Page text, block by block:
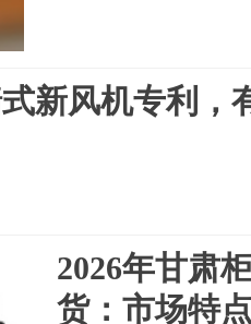
新风机专利，
2026年甘肃
货：市场特